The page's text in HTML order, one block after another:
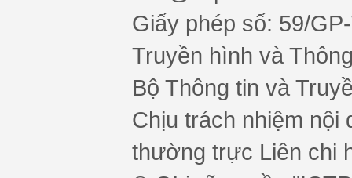
Giấy phép số: 59/
Truyền hình và
Bộ Thông tin và
Chịu trách nhiệm nội
thường trực Liên chi